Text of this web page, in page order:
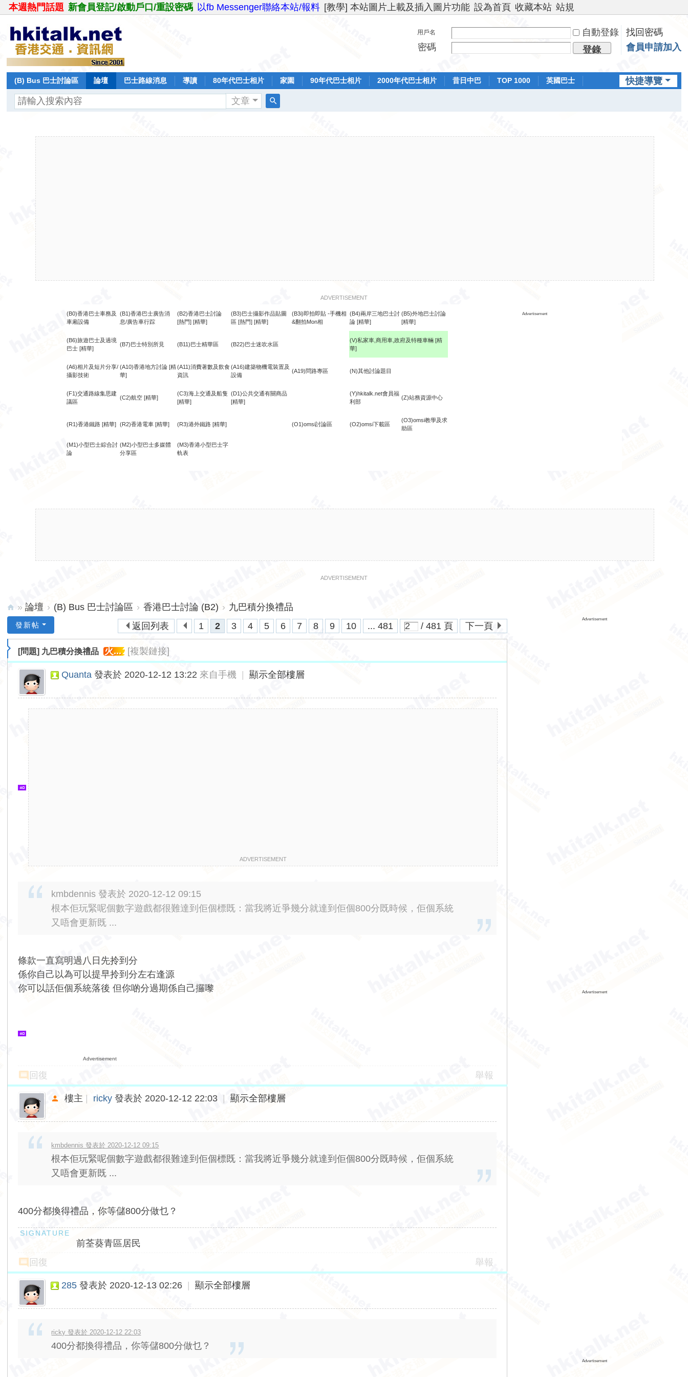
本週熱門話題 新會員登記/啟動戶口/重設密碼 以fb Messenger聯絡本站/報料 [教學] 本站圖片上載及插入圖片功能 設為首頁 收藏本站 站規
用戶名 自動登錄
找回密碼
密碼
登錄 會員申請加入
快捷導覽
(B) Bus 巴士討論區 論壇 巴士路線消息 導讀 80年代巴士相片 家園 90年代巴士相片 2000年代巴士相片 昔日中巴 TOP 1000
英國巴士
文章
ADVERTISEMENT
(B0)香港巴士車務及
車廂設備
(B1)香港巴士廣告消
息/廣告車行踪
(B2)香港巴士討論
[熱門] [精華]
(B3)巴士攝影作品貼圖
區 [熱門] [精華]
(B3i)即拍即貼 -手機相
&翻拍Mon相
(B4)兩岸三地巴士討
論 [精華]
(B5)外地巴士討論
[精華]
Advertisement
(B6)旅遊巴士及過境
巴士 [精華]
(B7)巴士特別所見 (B11)巴士精華區 (B22)巴士迷吹水區
(V)私家車,商用車,政府及特種車輛 [精
華]
(A6)相片及短片分享/
攝影技術
(A10)香港地方討論 [精
華]
(A11)消費著數及飲食
資訊
(A16)建築物機電裝置及
設備
(A19)問路專區 (N)其他討論題目
(F1)交通路線集思建
議區
(C2)航空 [精華]
(C3)海上交通及船隻
[精華]
(D1)公共交通有關商品
[精華]
(Y)hkitalk.net會員福
利部
(Z)站務資源中心
(R1)香港鐵路 [精華] (R2)香港電車 [精華] (R3)港外鐵路 [精華] (O1)omsi討論區 (O2)omsi下載區
(O3)omsi教學及求
助區
(M1)小型巴士綜合討
論
(M2)小型巴士多媒體
分享區
(M3)香港小型巴士字
軌表
ADVERTISEMENT
lk.
» 論壇 › (B) Bus 巴士討論區 › 香港巴士討論 (B2) › 九巴積分換禮品
1
2 3 4 5 6 7 8 9 10 ... 481 / 481 頁 下一頁
返回列表
發新帖
[問題] 九巴積分換禮品 火... [複製鏈接]
Quanta 發表於 2020-12-12 13:22 來自手機 顯示全部樓層
ADVERTISEMENT
kmbdennis 發表於 2020-12-12 09:15
根本佢玩緊呢個數字遊戲都很難達到佢個標既：當我將近爭幾分就達到佢個800分既時候，佢個系統
又唔會更新既 ...
條款一直寫明過八日先拎到分
係你自己以為可以提早拎到分左右逢源
你可以話佢個系統落後 但你啲分過期係自己攞嚟
Advertisement
回復 舉報
樓主 ricky 發表於 2020-12-12 22:03 顯示全部樓層
kmbdennis 發表於 2020-12-12 09:15
根本佢玩緊呢個數字遊戲都很難達到佢個標既：當我將近爭幾分就達到佢個800分既時候，佢個系統
又唔會更新既 ...
400分都換得禮品，你等儲800分做乜？
前荃葵青區居民
回復
舉報
285 發表於 2020-12-13 02:26 顯示全部樓層
ricky 發表於 2020-12-12 22:03
400分都換得禮品，你等儲800分做乜？
Advertisement
Advertisement
Advertisement